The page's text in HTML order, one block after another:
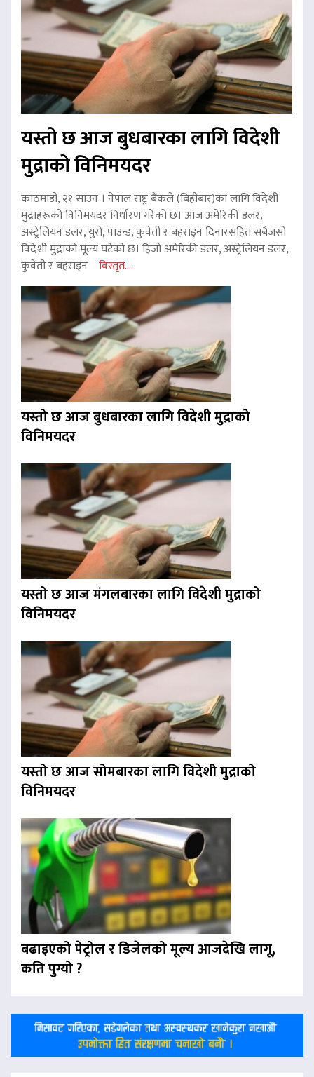
यस्तो छ आज बुधबारका लागि विदेशी
मुद्राको विनिमयदर
काठमाडौं, २१ साउन । नेपाल राष्ट्र बैंकले (बिहीबार)का लागि विदेशी
मुद्राहरूको विनिमयदर निर्धारण गरेको छ। आज अमेरिकी डलर,
अस्ट्रेलियन डलर, युरो, पाउन्ड, कुवेती र बहराइन दिनारसहित सबैजसो
विदेशी मुद्राको मूल्य घटेको छ। हिजो अमेरिकी डलर, अस्ट्रेलियन डलर,
कुवेती र बहराइन विस्तृत....
यस्तो छ आज बुधबारका लागि विदेशी मुद्राको
विनिमयदर
यस्तो छ आज मंगलबारका लागि विदेशी मुद्राको
विनिमयदर
यस्तो छ आज सोमबारका लागि विदेशी मुद्राको
विनिमयदर
बढाइएको पेट्रोल र डिजेलको मूल्य आजदेखि लागू,
कति पुग्यो ?